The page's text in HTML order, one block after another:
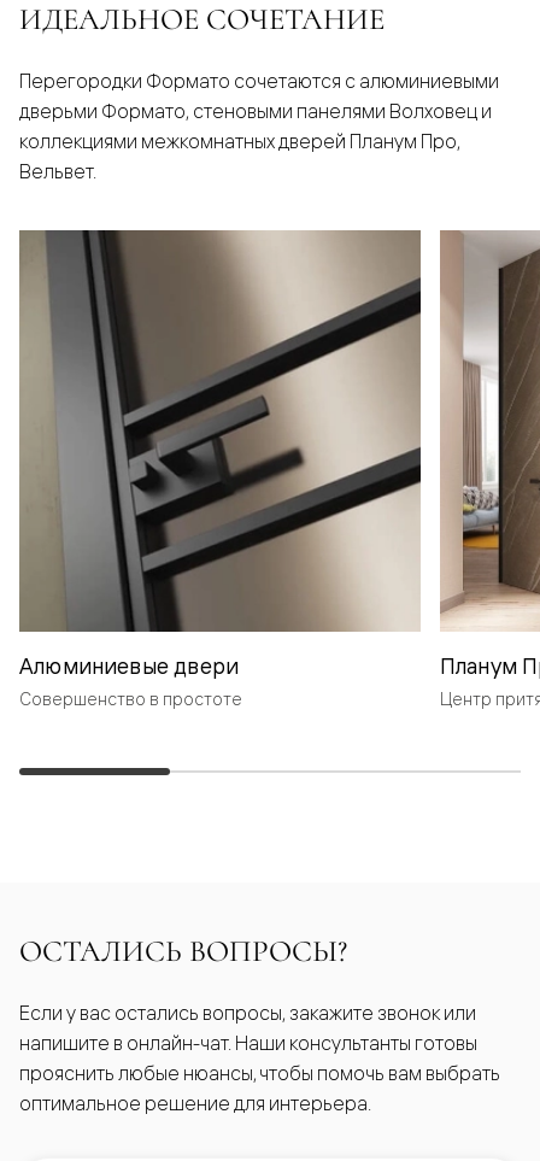
ИДЕАЛЬНОЕ СОЧЕТАНИЕ
Перегородки Формато сочетаются с алюминиевыми
дверьми Формато, стеновыми панелями Волховец и
коллекциями межкомнатных дверей Планум Про,
Вельвет.
Алюминиевые двери
Совершенство в простоте
Планум
Центр
ОСТАЛИСЬ ВОПРОСЫ?
Если у вас остались вопросы, закажите звонок или
напишите в онлайн-чат. Наши консультанты готовы
прояснить любые нюансы, чтобы помочь вам выбрать
оптимальное решение для интерьера.